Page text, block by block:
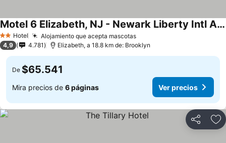
2 Estrellas
Hotel Alojamiento que acepta mascotas
Motel 6 Elizabeth, NJ - Newark Liberty Intl Airport
4,9 4.781 Elizabeth, a 18.8 km de: Brooklyn
De $65.541
Mira precios de 6 páginas Ver precios
Compartir